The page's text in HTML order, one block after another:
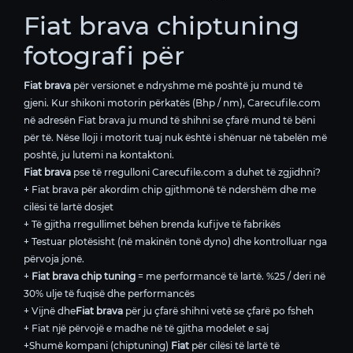
Fiat brava chiptuning
fotografi për
Fiat brava për versionet e ndryshme më poshtë ju mund të
gjeni. Kur shikoni motorin përkatës (Bhp / nm), Carecufile.com
në adresën Fiat brava ju mund të shihni se çfarë mund të bëni
për të. Nëse lloji i motorit tuaj nuk është i shënuar në tabelën më
poshtë, ju lutemi na kontaktoni.
Fiat brava pse të rregulloni Carecufile.com a duhet të zgjidhni?
+ Fiat brava për akordim chip gjithmonë të ndershëm dhe me
cilësi të lartë dosjet
+ Të gjitha rregullimet bëhen brenda kufijve të fabrikës
+ Testuar plotësisht (në makinën tonë dyno) dhe kontrolluar nga
përvoja jonë.
+ Fiat brava chip tuning = me performancë të lartë. %25 / deri në
30% ulje të fuqisë dhe performancës
+ Vijnë dheFiat brava për ju çfarë shihni vetë se çfarë po fsheh
+ Fiat një përvojë e madhe në të gjitha modelet e saj
+Shumë kompani (chiptuning) Fiat për cilësi të lartë të